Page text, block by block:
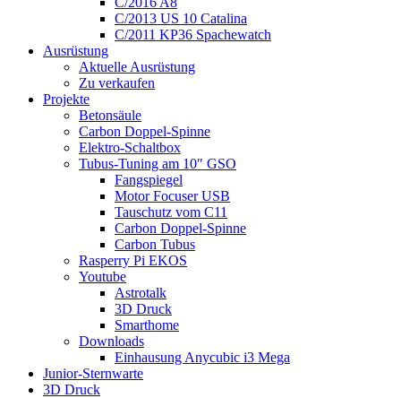
C/2013 US 10 Catalina
C/2011 KP36 Spachewatch
Ausrüstung
Aktuelle Ausrüstung
Zu verkaufen
Projekte
Betonsäule
Carbon Doppel-Spinne
Elektro-Schaltbox
Tubus-Tuning am 10″ GSO
Fangspiegel
Motor Focuser USB
Tauschutz vom C11
Carbon Doppel-Spinne
Carbon Tubus
Rasperry Pi EKOS
Youtube
Astrotalk
3D Druck
Smarthome
Downloads
Einhausung Anycubic i3 Mega
Junior-Sternwarte
3D Druck